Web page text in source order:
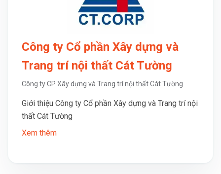
Công ty Cổ phần Xây dựng và
Trang trí nội thất Cát Tường
Công ty CP Xây dựng và Trang trí nội thất Cát Tường
Giới thiệu Công ty Cổ phần Xây dựng và Trang trí nội
thất Cát Tường
Xem thêm